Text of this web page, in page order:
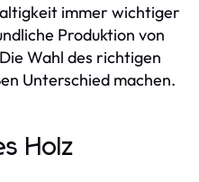
immer wichtiger
Produktion von
Wahl des richtigen
Unterschied machen.
Holz